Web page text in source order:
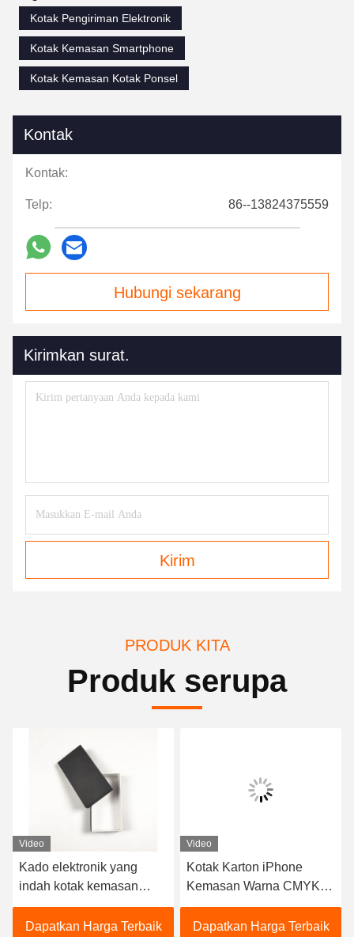
Kotak Pengiriman Elektronik
Kotak Kemasan Smartphone
Kotak Kemasan Kotak Ponsel
Kontak
Kontak:
Telp: 86--13824375559
Hubungi sekarang
Kirimkan surat.
Kirim
PRODUK KITA
Produk serupa
Video
Kotak Karton iPhone
Kemasan Warna CMYK
ramah lingkungan
Dapatkan Harga Terbaik
Video
Hot Stamping Elektronik
Kemasan Kotak persegi
panjang Custom Warna
Dapatkan Harga Terbaik